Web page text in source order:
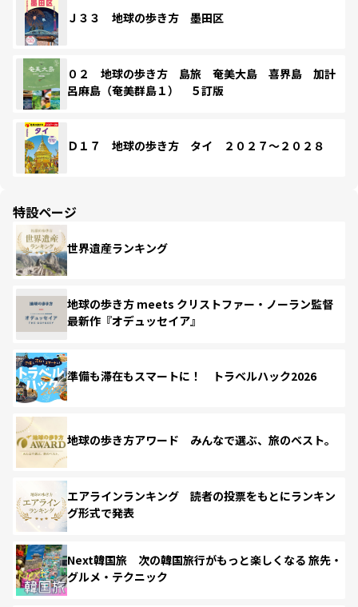
Ｊ３３ 地球の歩き方 墨田区
０２ 地球の歩き方 島旅 奄美大島 喜界島 加計
呂麻島（奄美群島１） ５訂版
Ｄ１７ 地球の歩き方 タイ ２０２７～２０２８
特設ページ
世界遺産ランキング
地球の歩き方 meets クリストファー・ノーラン監督
最新作『オデュッセイア』
準備も滞在もスマートに！ トラベルハック2026
地球の歩き方アワード みんなで選ぶ、旅のベスト。
エアラインランキング 読者の投票をもとにランキン
グ形式で発表
Next韓国旅 次の韓国旅行がもっと楽しくなる 旅先・
グルメ・テクニック